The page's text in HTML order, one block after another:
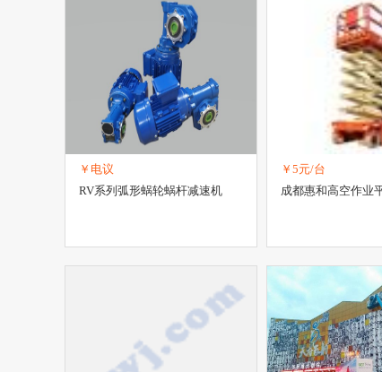
￥电议
RV系列弧形蜗轮蜗杆减速机
￥5元/台
成都惠和高空作业